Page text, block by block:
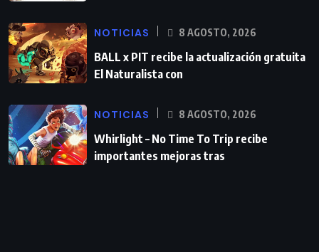
NOTICIAS 8 AGOSTO, 2026
BALL x PIT recibe la actualización gratuita
El Naturalista con
NOTICIAS 8 AGOSTO, 2026
Whirlight – No Time To Trip recibe
importantes mejoras tras